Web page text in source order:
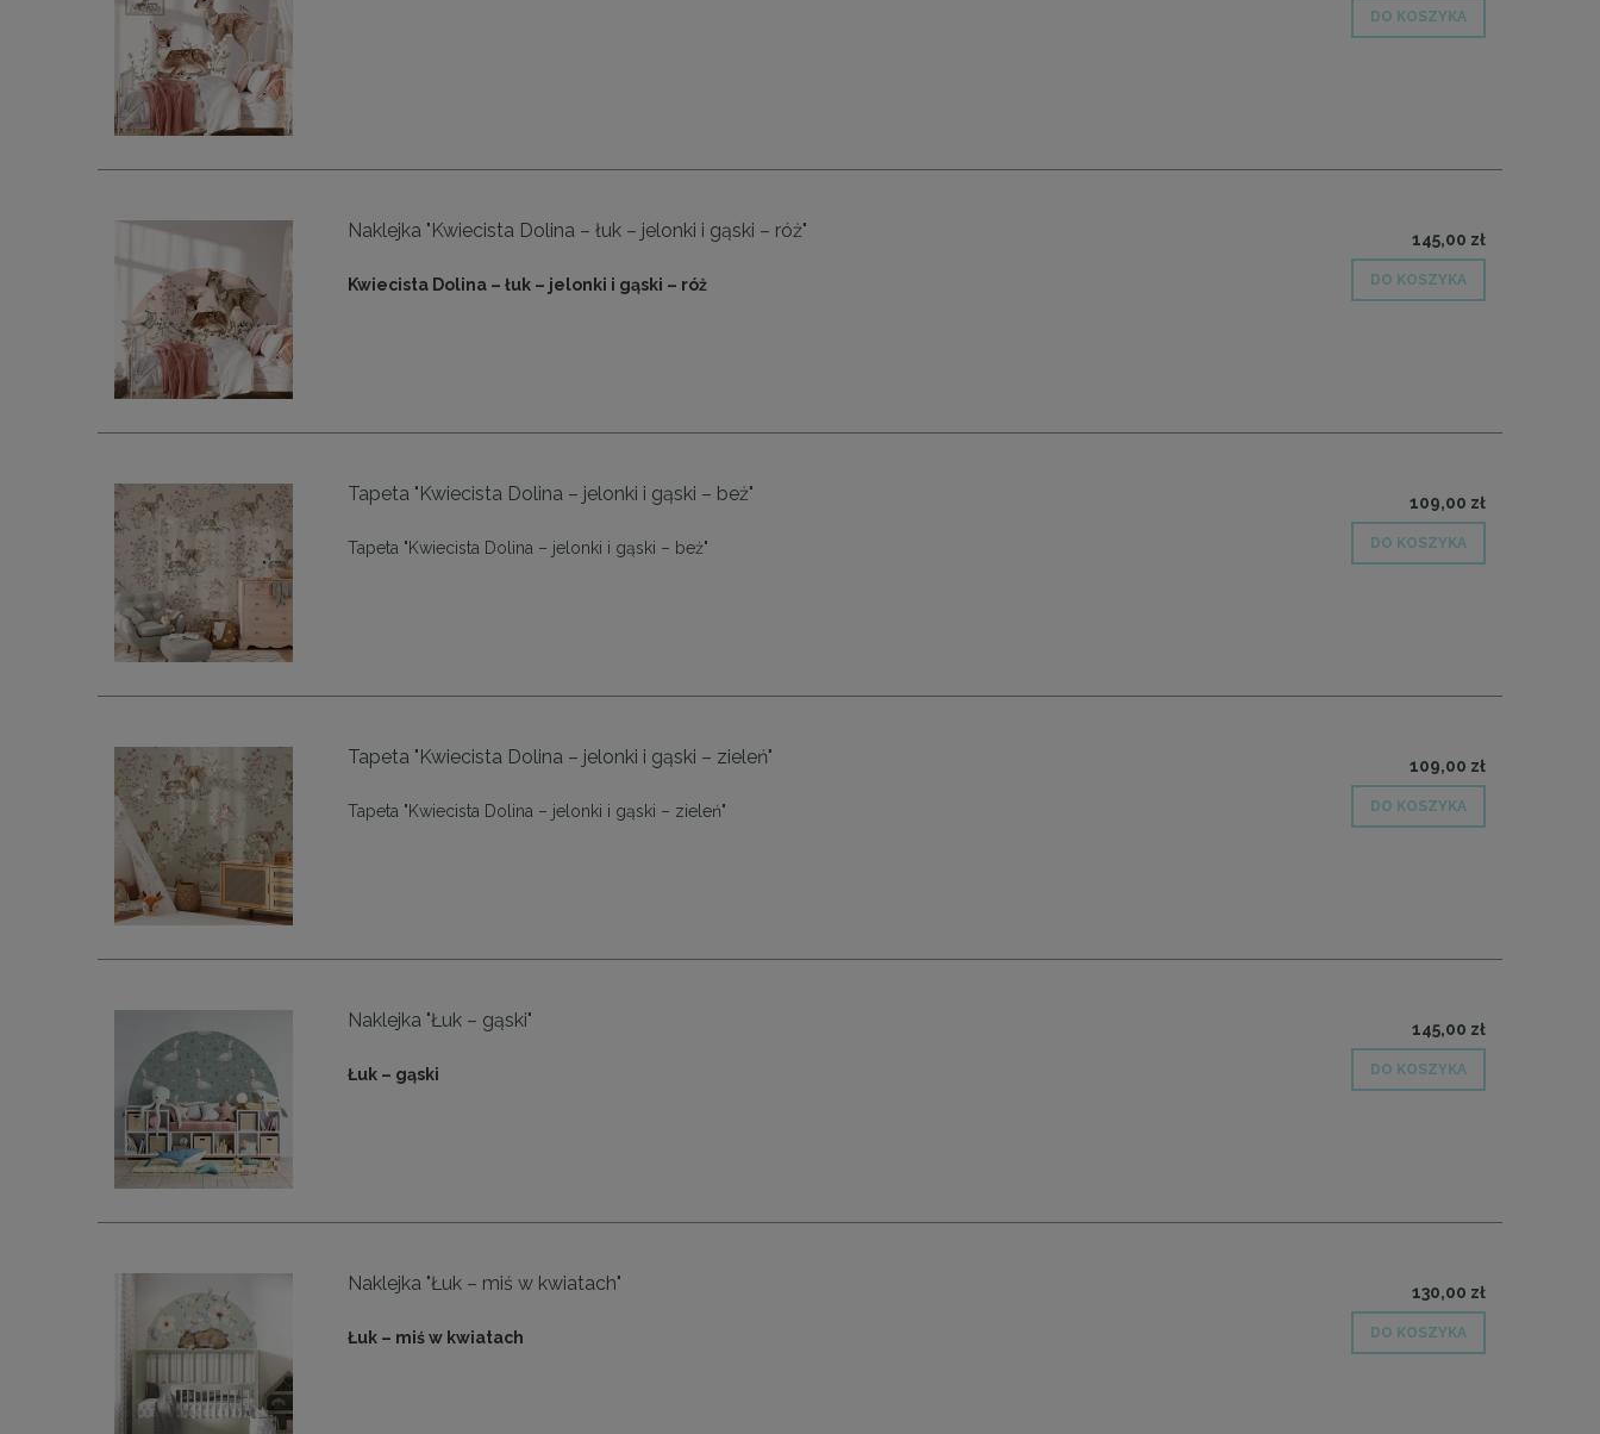
DO KOSZYKA
Naklejka "Kwiecista Dolina – łuk – jelonki i gąski – róż"
Kwiecista Dolina – łuk – jelonki i gąski – róż
145,00 zł
DO KOSZYKA
Tapeta "Kwiecista Dolina – jelonki i gąski – beż"
Tapeta "Kwiecista Dolina – jelonki i gąski – beż"
109,00 zł
DO KOSZYKA
Tapeta "Kwiecista Dolina – jelonki i gąski – zieleń"
Tapeta "Kwiecista Dolina – jelonki i gąski – zieleń"
109,00 zł
DO KOSZYKA
Naklejka "Łuk – gąski"
Łuk – gąski
145,00 zł
DO KOSZYKA
Naklejka "Łuk – miś w kwiatach"
Łuk – miś w kwiatach
130,00 zł
DO KOSZYKA